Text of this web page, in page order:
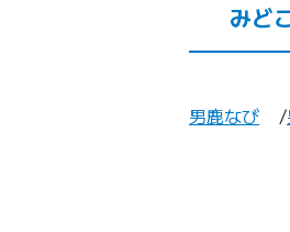
みど
男鹿なび